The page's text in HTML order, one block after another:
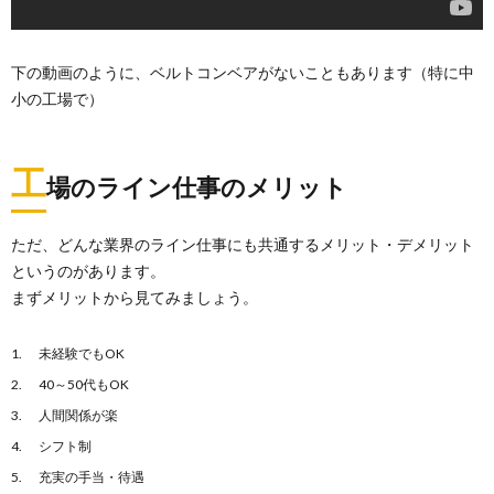
下の動画のように、ベルトコンベアがないこともあります（特に中
小の工場で）
工場のライン仕事のメリット
ただ、どんな業界のライン仕事にも共通するメリット・デメリット
というのがあります。
まずメリットから見てみましょう。
未経験でもOK
40～50代もOK
人間関係が楽
シフト制
充実の手当・待遇